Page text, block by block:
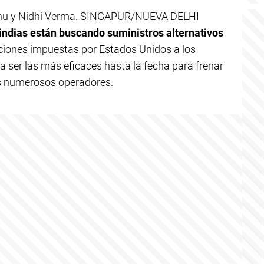
y Nidhi Verma. SINGAPUR/NUEVA DELHI
están buscando suministros alternativos
impuestas por Estados Unidos a los
ser las más eficaces hasta la fecha para frenar
operadores.